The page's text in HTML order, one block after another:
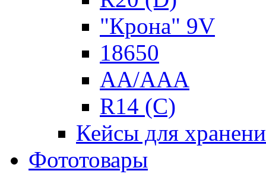
"Крона" 9V
18650
AA/AAA
R14 (C)
Кейсы для
Фототовары